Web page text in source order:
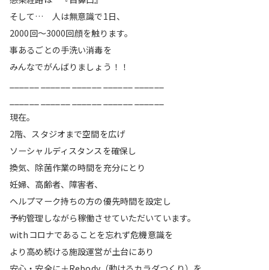
そして… 人は無意識で1日、
2000回〜3000回顔を触ります。
事あるごとの手洗い消毒を
みんなでがんばりましょう！！
現在。
2階、スタジオまで空間を広げ
ソーシャルディスタンスを確保し
換気、除菌作業の時間を充分にとり
妊婦、高齢者、障害者、
ヘルプマーク持ちの方の優先時間を設定し
予約管理しながら稼働させていただいています。
withコロナであることを忘れず危機意識を
より高め続ける施設運営が土台にあり